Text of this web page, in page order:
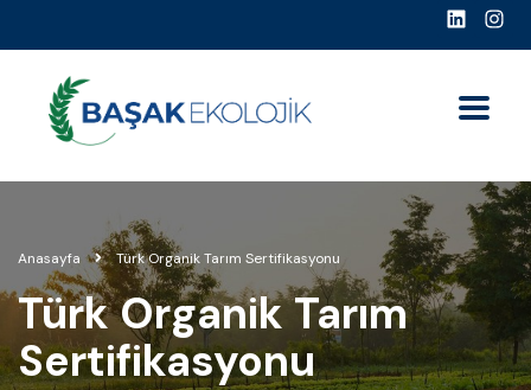
Anasayfa Türk Organik Tarım Sertifikasyonu
Türk Organik Tarım
Sertifikasyonu